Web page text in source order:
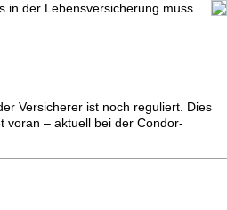
in der Lebensversicherung muss
Versicherer ist noch reguliert. Dies
voran – aktuell bei der Condor-